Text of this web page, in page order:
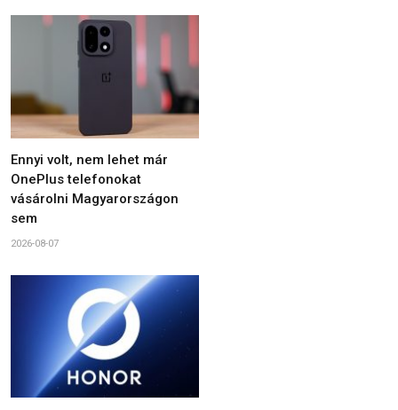
Ennyi volt, nem lehet már
OnePlus telefonokat
vásárolni Magyarországon
sem
2026-08-07